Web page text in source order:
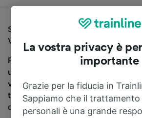
Se stai cercando un pullman per
Ville a Lyon St-Paul, sei nel posto
Per trovare i biglietti dei pullman, è
una ricerca in alto, e compareremo i
viaggio in treno e in pullman. Con
trovare i biglietti per viaggiare con
compagnie ferroviarie e dei pullman.
La vostra privacy è
importante
Grazie per la fiducia in
Sappiamo che il
personali è una grande